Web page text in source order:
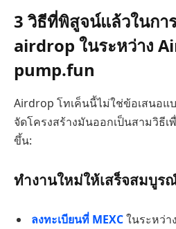
3 วิธีที่พิสูจน์แล้วในกา
airdrop ในระหว่าง
pump.fun
Airdrop โทเค็นนี้ไม่ใช่ข้อเสนอแบ
จัดโครงสร้างมันออกเป็นสามวิธี
ขึ้น:
ทำงานใหม่ให้เสร็จสมบูร
ลงทะเบียนที่ MEXCในระหว่า